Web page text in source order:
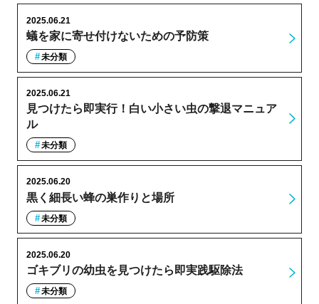
蟻を家に寄せ付けないための予防策
2025.06.21
未分類
見つけたら即実行！白い小さい虫の撃退マニュア
ル
2025.06.21
未分類
黒く細長い蜂の巣作りと場所
2025.06.20
未分類
ゴキブリの幼虫を見つけたら即実践駆除法
2025.06.20
未分類